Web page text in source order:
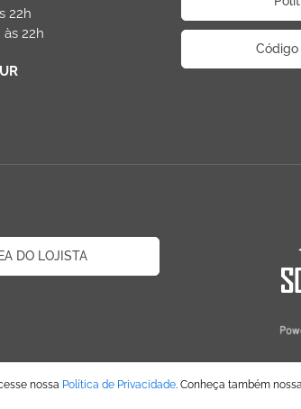
nossa Política de Privacidade. Conheça também
22h
22h
Código
DO LOJISTA